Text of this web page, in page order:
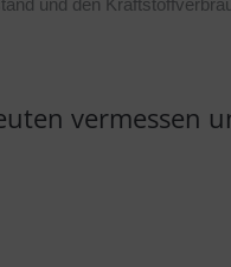
und den
vermessen